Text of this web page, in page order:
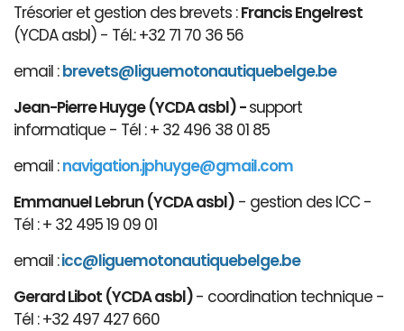
Trésorier et gestion des brevets :Francis Engelrest
(YCDA asbl) - Tél.: +32 71 70 36 56
email :brevets@liguemotonautiquebelge.be
Jean-Pierre Huyge (YCDA asbl) -support
informatique - Tél : + 32 496 38 01 85
email :navigation.jphuyge@gmail.com
Emmanuel Lebrun (YCDA asbl) - gestion des ICC -
Tél : + 32 495 19 09 01
email :icc@liguemotonautiquebelge.be
Gerard Libot (YCDA asbl)- coordination technique -
Tél : +32 497 427 660